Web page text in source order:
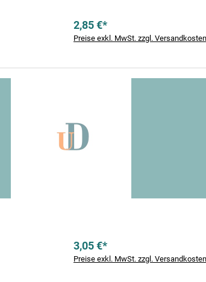
2,85 €*
Preise exkl. MwSt. zzgl. Versandkosten
3,05 €*
Preise exkl. MwSt. zzgl. Versandkosten